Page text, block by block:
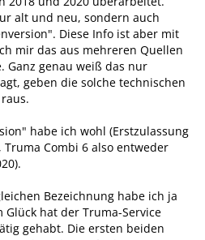
alt und neu, sondern auch
Diese Info ist aber mit
mir das aus mehreren Quellen
Ganz genau weiß das nur
geben die solche technischen
habe ich wohl (Erstzulassung
Truma Combi 6 also entweder
Bezeichnung habe ich ja
hat der Truma-Service
gehabt. Die ersten beiden